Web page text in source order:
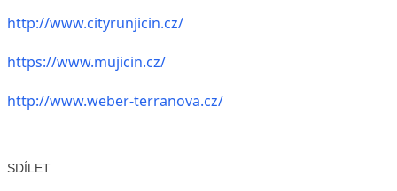
http://www.cityrunjicin.cz/
https://www.mujicin.cz/
http://www.weber-terranova.cz/
SDÍLET